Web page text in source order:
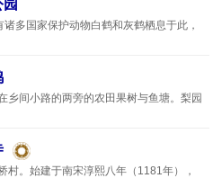
多国家保护动物白鹤和灰鹤栖息于此，
乡间小路的两旁的农田果树与鱼塘。梨园
村。始建于南宋淳熙八年（1181年），